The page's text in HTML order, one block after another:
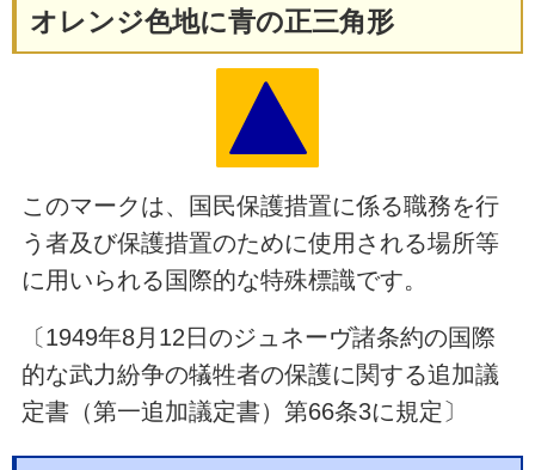
オレンジ色地に青の正三角形
このマークは、国民保護措置に係る職務を行
う者及び保護措置のために使用される場所等
に用いられる国際的な特殊標識です。
〔1949年8月12日のジュネーヴ諸条約の国際
的な武力紛争の犠牲者の保護に関する追加議
定書（第一追加議定書）第66条3に規定〕